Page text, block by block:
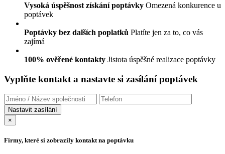
Vysoká úspěšnost získání poptávky Omezená konkurence u
poptávek
Poptávky bez dalších poplatků Platíte jen za to, co vás
zajímá
100% ověřené kontakty Jistota úspěšné realizace poptávky
Vyplňte kontakt a nastavte si zasílání poptávek
×
Firmy, které si zobrazily kontakt na poptávku